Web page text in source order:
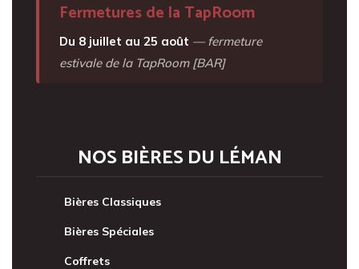
Fermetures de la TapRoom
Du 8 juillet au 25 août — fermeture
estivale de la TapRoom [BAR]
NOS BIÈRES DU LÉMAN
Bières Classiques
Bières Spéciales
Coffrets